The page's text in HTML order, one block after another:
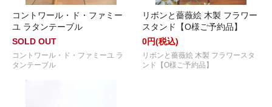
コントワール・ド・ファミー
ユ ラタンテーブル
SOLD OUT
コントワール・ド・ファミーユ ラ
タンテーブル
リボンと薔薇絵 木製 フラワー
スタンド【O様ご予約品】
0円(税込)
リボンと薔薇絵 木製 フラワースタ
ンド【O様ご予約品】